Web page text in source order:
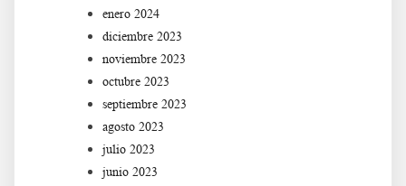
enero 2024
diciembre 2023
noviembre 2023
octubre 2023
septiembre 2023
agosto 2023
julio 2023
junio 2023